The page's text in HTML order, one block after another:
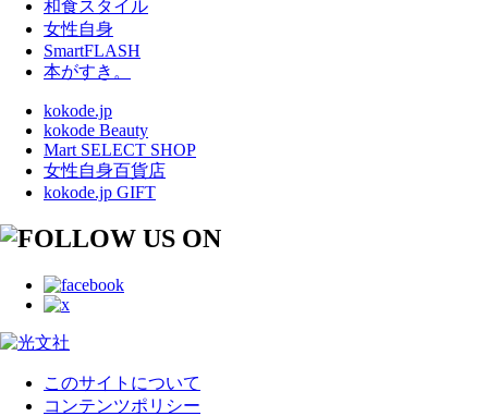
和食スタイル
女性自身
SmartFLASH
本がすき。
kokode.jp
kokode Beauty
Mart SELECT SHOP
女性自身百貨店
kokode.jp GIFT
このサイトについて
コンテンツポリシー